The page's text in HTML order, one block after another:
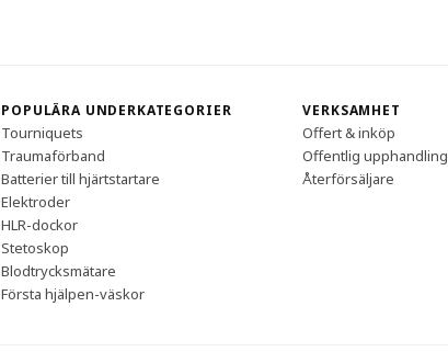
POPULÄRA UNDERKATEGORIER
Tourniquets
Traumaförband
Batterier till hjärtstartare
Elektroder
HLR-dockor
Stetoskop
Blodtrycksmätare
Första hjälpen-väskor
VERKSAMHET
Offert & inköp
Offentlig upphandling
Återförsäljare